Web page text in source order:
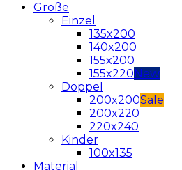
Größe
Einzel
135x200
140x200
155x200
155x220
Doppel
200x200
200x220
220x240
Kinder
100x135
Material